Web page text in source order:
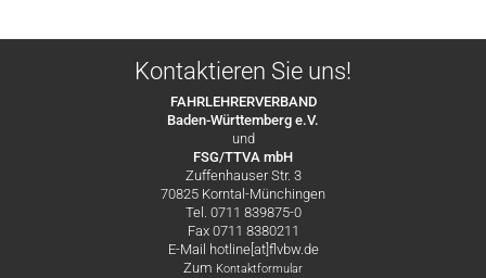
Kontaktieren Sie uns!
FAHRLEHRERVERBAND
Baden-Württemberg e.V.
und
FSG/TTVA mbH
Zuffenhauser Str. 3
70825 Korntal-Münchingen
Tel. 0711 839875-0
Fax 0711 8380211
E-Mail hotline[at]flvbw.de
Zum Kontaktformular